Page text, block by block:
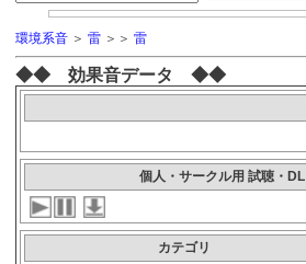
環境系音 ＞ 雷 ＞＞ 雷
◆◆ 効果音データ ◆◆
個人・サークル用 試聴・DL
カテゴリ